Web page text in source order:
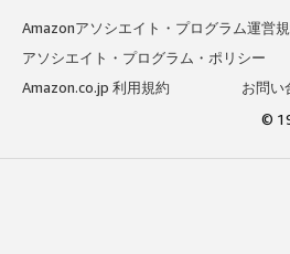
Amazonアソシエイト・プログラム運営
アソシエイト・プログラム・ポリシー
Amazon.co.jp 利用規約
お問い
©